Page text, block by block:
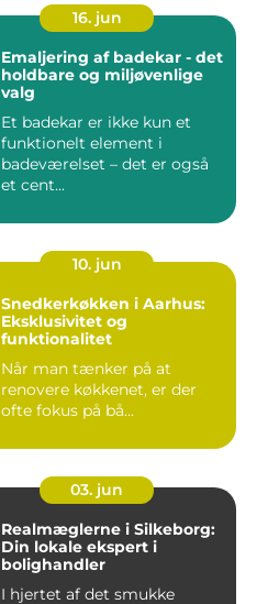
16. jun
Emaljering af badekar - det
holdbare og miljøvenlige
valg
Et badekar er ikke kun et
funktionelt element i
badeværelset – det er også
et cent...
10. jun
Snedkerkøkken i Aarhus:
Eksklusivitet og
funktionalitet
Når man tænker på at
renovere køkkenet, er der
ofte fokus på bå...
03. jun
Realmæglerne i Silkeborg:
Din lokale ekspert i
bolighandler
I hjertet af det smukke